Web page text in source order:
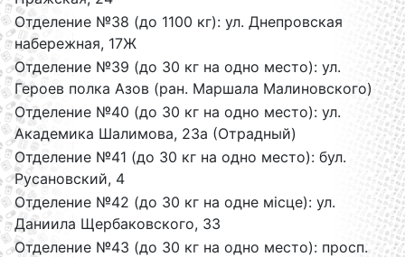
Отделение №38 (до 1100 кг): ул. Днепровская
набережная, 17Ж
Отделение №39 (до 30 кг на одно место): ул.
Героев полка Азов (ран. Маршала Малиновского)
Отделение №40 (до 30 кг на одно место): ул.
Академика Шалимова, 23а (Отрадный)
Отделение №41 (до 30 кг на одно место): бул.
Русановский, 4
Отделение №42 (до 30 кг на одне місце): ул.
Даниила Щербаковского, 33
Отделение №43 (до 30 кг на одно место): просп.